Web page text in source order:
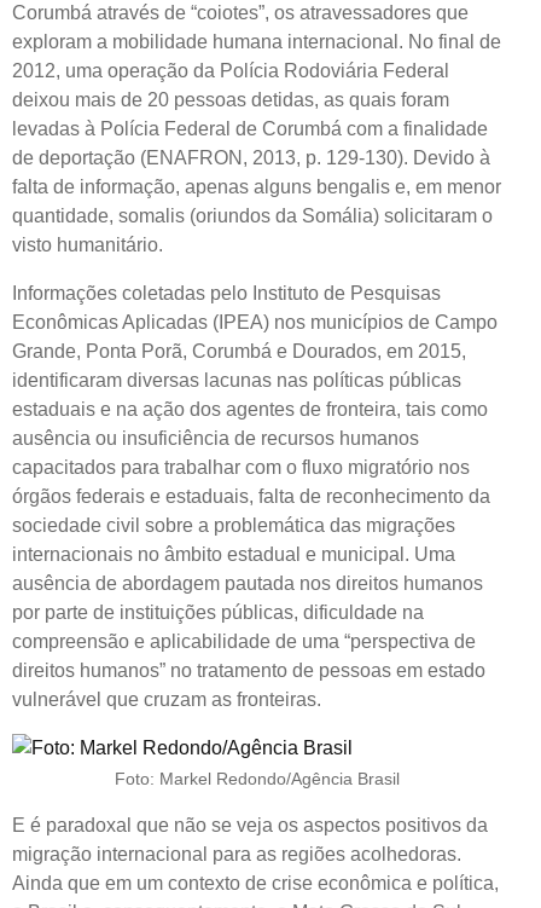
Corumbá através de “coiotes”, os atravessadores que
exploram a mobilidade humana internacional. No final de
2012, uma operação da Polícia Rodoviária Federal
deixou mais de 20 pessoas detidas, as quais foram
levadas à Polícia Federal de Corumbá com a finalidade
de deportação (ENAFRON, 2013, p. 129-130). Devido à
falta de informação, apenas alguns bengalis e, em menor
quantidade, somalis (oriundos da Somália) solicitaram o
visto humanitário.
Informações coletadas pelo Instituto de Pesquisas
Econômicas Aplicadas (IPEA) nos municípios de Campo
Grande, Ponta Porã, Corumbá e Dourados, em 2015,
identificaram diversas lacunas nas políticas públicas
estaduais e na ação dos agentes de fronteira, tais como
ausência ou insuficiência de recursos humanos
capacitados para trabalhar com o fluxo migratório nos
órgãos federais e estaduais, falta de reconhecimento da
sociedade civil sobre a problemática das migrações
internacionais no âmbito estadual e municipal. Uma
ausência de abordagem pautada nos direitos humanos
por parte de instituições públicas, dificuldade na
compreensão e aplicabilidade de uma “perspectiva de
direitos humanos” no tratamento de pessoas em estado
vulnerável que cruzam as fronteiras.
Foto: Markel Redondo/Agência Brasil
E é paradoxal que não se veja os aspectos positivos da
migração internacional para as regiões acolhedoras.
Ainda que em um contexto de crise econômica e política,